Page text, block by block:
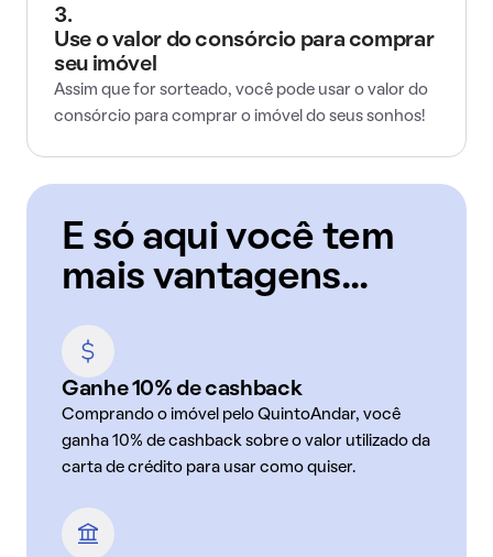
3.
Use o valor do consórcio para comprar
seu imóvel
Assim que for sorteado, você pode usar o valor do
consórcio para comprar o imóvel do seus sonhos!
E só aqui você tem
mais vantagens...
Ganhe 10% de cashback
Comprando o imóvel pelo QuintoAndar, você
ganha 10% de cashback sobre o valor utilizado da
carta de crédito para usar como quiser.